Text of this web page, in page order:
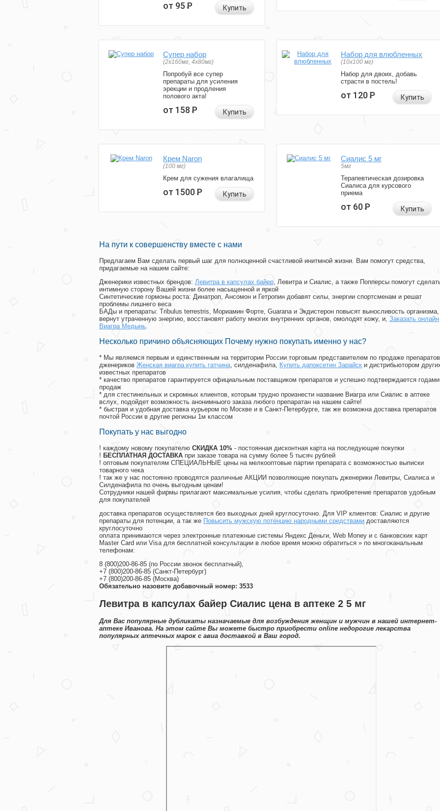
от 95Р Купить
Супер набор
(2х160мг, 4х80мг)
Попробуй все супер
препараты для усиления
эрекции и продления
полового акта!
от 158Р Купить
Набор для влюбленных
(10х100 мг)
Набор для двоих, добавь
страсти в постель!
от 120Р Купить
Крем Naron
(100 мг)
Крем для сужения влагалища
от 1500Р Купить
Сиалис 5 мг
5мг
Терапевтическая дозировка
Сиалиса для курсового
приема
от 60Р Купить
На пути к совершенству вместе с нами
Предлагаем Вам сделать первый шаг для полноценной счастливой инитмной жизни. Вам помогут средства,
придагаемые на нашем сайте:
Дженерики известных брендов: Левитра в капсулах байер, Левитра и Сиалис, а также Попперсы помогут
интимную сторону Вашей жизни более насыщенной и яркой
Синтетические гормоны роста: Динатроп, Ансомон и Гетропин добавят силы, энергии спортсменам и решат
проблемы лишнего веса
БАДы и препараты: Tribulus terrestris, Мориамин Форте, Guarana и Экдистерон повысят выносливость организма,
вернут утраченную энергию, восстановят работу многих внутренних органов, омолодят кожу, и, Заказать онлайн
Виагра Медынь.
Несколько причино объясняющих Почему нужно покупать именно у нас?
* Мы являемся первым и единственным на территории России торговым представителем по продаже препаратов
дженериков Женская виагра купить гатчина, силденафила, Купить дапоксетин Зарайск и дистрибьютором
известных препаратов
* качество препаратов гарантируется официальным поставщиком препаратов и успешно подтверждается годами
продаж
* для стестинельных и скромных клиентов, которым трудно произнести название Виагра или Сиалис в аптеке
вслух, подойдет возможность анонимныого заказа любого препаратан на нашем сайте!
* быстрая и удобная доставка курьером по Москве и в Санкт-Петербурге, так же возможна доставка препаратов
почтой России в другие регионы 1м классом
Покупать у нас выгодно
! каждому новому покупателю СКИДКА 10% - постоянная дисконтная карта на последующие покупки
! БЕСПЛАТНАЯ ДОСТАВКА при заказе товара на сумму более 5 тысяч рублей
! оптовым покупателям СПЕЦИАЛЬНЫЕ цены на мелкооптовые партии препарата с возможностью выписки
товарного чека
! так же у нас постоянно проводятся различные АКЦИИ позволяющие покупать дженерики Левитры, Сиалиса и
Силденафила по очень выгодным ценам!
Cотрудники нашей фирмы прилагают максимальные усилия, чтобы сделать приобретение препаратов удобным
для покупателей
доставка препаратов осуществляется без выходных дней круглосуточно. Для VIP клиентов: Сиалис и другие
препараты для потенции, а так же Повысить мужскую потенцию народными средствами доставляются
круглосуточно
оплата принимаются через электронные платежные системы Яндекс Деньги, Web Money и с банковских карт
Master Card или Visa для бесплатной консультации в любое время можно обратиться » по многоканальным
телефонам:
8 (800)200-86-85 (по России звонок бесплатный),
+7 (800)200-86-85 (Санкт-Петербург)
+7 (800)200-86-85 (Москва)
Обязательно назовите добавочный номер: 3533
Левитра в капсулах байер Сиалис цена в аптеке 2 5 мг
Для Вас популярные дубликаты назначаемые для возбуждения женщин и мужчин в нашей интернет-
аптеке Иванова. На этом сайте Вы можете быстро приобрести online недорогие лекарства
популярных аптечных марок с авиа доставкой в Ваш город.